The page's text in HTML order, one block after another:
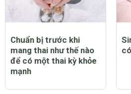
Chuẩn bị trước khi
mang thai như thế nào
để có một thai kỳ khỏe
mạnh